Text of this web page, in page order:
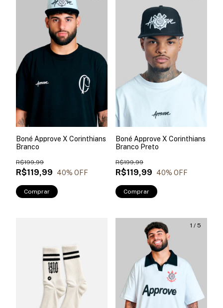
Boné Approve X Corinthians
Branco
R$119,99
R$199,99
40% OFF
Comprar
Boné Approve X Corinthians
Branco Preto
R$119,99
R$199,99
40% OFF
Comprar
1 / 5